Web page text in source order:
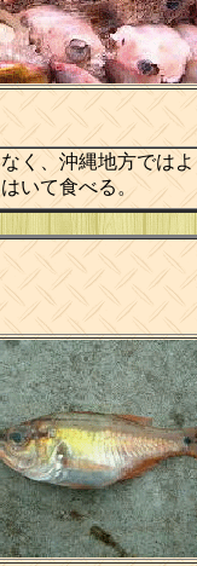
く、沖縄地方では
いて食べる。